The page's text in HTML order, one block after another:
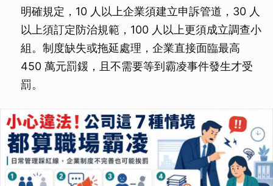
明確規定，10 人以上企業須建立申訴管道，30 人
以上須訂定防治規範，100 人以上更須成立調查小
組。制度缺失或拖延處理，企業直接面臨最高
450 萬元罰鍰，且不需要等到霸凌事件發生才受
罰。